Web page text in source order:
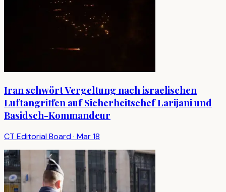
Iran schwört Vergeltung nach israelischen
Luftangriffen auf Sicherheitschef Larijani und
Basidsch-Kommandeur
CT Editorial Board· Mar 18